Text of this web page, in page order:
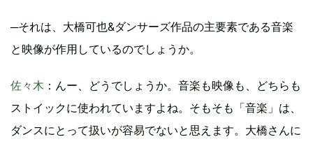
─それは、大橋可也&ダンサーズ作品の主要素である音楽
と映像が作用しているのでしょうか。
佐々木 ：んー、どうでしょうか。音楽も映像も、どちらも
ストイックに使われていますよね。そもそも「音楽」は、
ダンスにとって扱いが容易でないと思えます。大橋さんに